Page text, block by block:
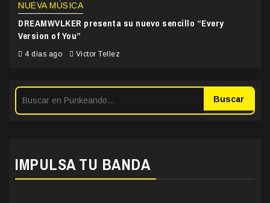
NUEVA MÚSICA
DREAMWVLKER presenta su nuevo sencillo “Every
Version of You”
4 días ago Victor Tellez
Buscar
IMPULSA TU BANDA